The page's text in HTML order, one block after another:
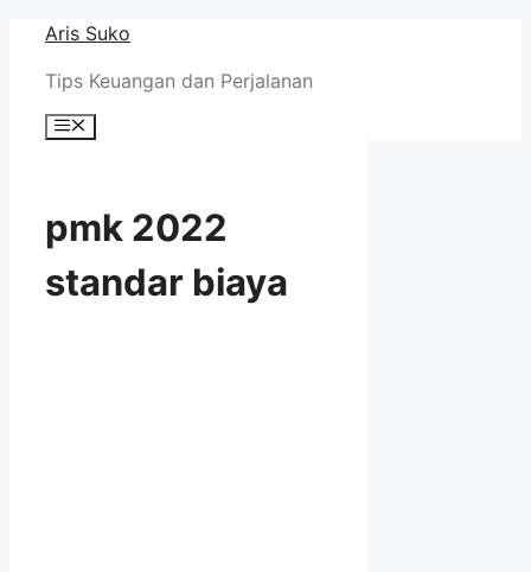
Skip
content
Aris Suko
Tips Keuangan dan Perjalanan
Menu
pmk 2022
standar biaya